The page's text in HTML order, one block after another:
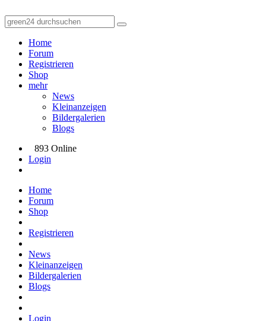
Home
Forum
Registrieren
Shop
mehr
News
Kleinanzeigen
Bildergalerien
Blogs
893 Online
Login
Home
Forum
Shop
Registrieren
News
Kleinanzeigen
Bildergalerien
Blogs
Login